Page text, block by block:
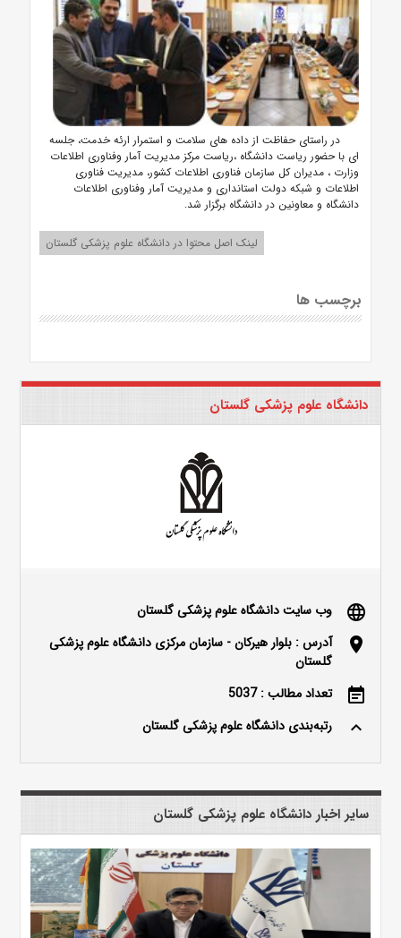
در راستای حفاظت از داده های سلامت و استمرار ارئه خدمت، جلسه
ای با حضور ریاست دانشگاه ،ریاست مرکز مدیریت آمار وفناوری اطلاعات
وزارت ، مدیران کل سازمان فناوری اطلاعات کشور، مدیریت فناوری
اطلاعات و شبکه دولت استانداری و مدیریت آمار وفناوری اطلاعات
دانشگاه و معاونین در دانشگاه برگزار شد.
لینک اصل محتوا در دانشگاه علوم پزشکی گلستان
برچسب ها
دانشگاه علوم پزشکی گلستان
language وب سایت دانشگاه علوم پزشکی گلستان
location_on
آدرس : بلوار هیرکان - سازمان مرکزی دانشگاه علوم پزشکی
گلستان
event_note تعداد مطالب : 5037
keyboard_arrow_up رتبه‌بندی دانشگاه علوم پزشکی گلستان
سایر اخبار دانشگاه علوم پزشکی گلستان